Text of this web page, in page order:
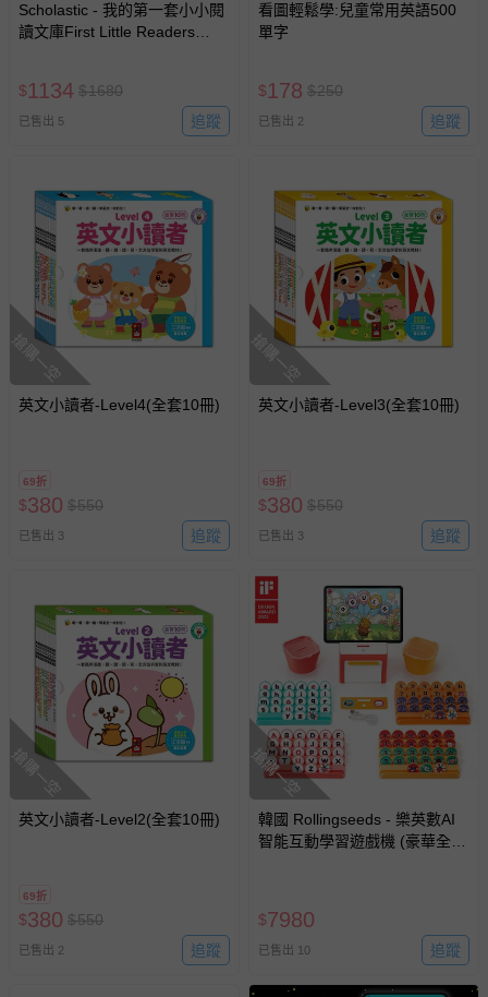
Scholastic - 我的第一套小小閱
讀文庫First Little Readers
LEVEL A+B、LEVEL C+D(25
本小書+CD版或QR Code版擇
一）LEVEL E&F+G&H(16本小
$1134 $1680
已售出 5 追蹤
看圖輕鬆學:兒童常用英語500
單字
$178 $250
已售出 2 追蹤
搶購一空
英文小讀者-Level4(全套10冊)
69折
$380 $550
已售出 3 追蹤
搶購一空
英文小讀者-Level3(全套10冊)
69折
$380 $550
已售出 3 追蹤
搶購一空
英文小讀者-Level2(全套10冊)
69折
$380 $550
已售出 2 追蹤
搶購一空
韓國 Rollingseeds - 樂英數AI
智能互動學習遊戲機 (豪華全配
$7980
已售出 10 追蹤